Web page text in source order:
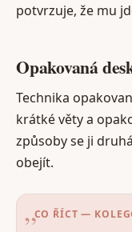
potvrzuje, že mu
Opakovaná
Technika
krátké věty a
způsoby se ji
obejít.
CO ŘÍCT —